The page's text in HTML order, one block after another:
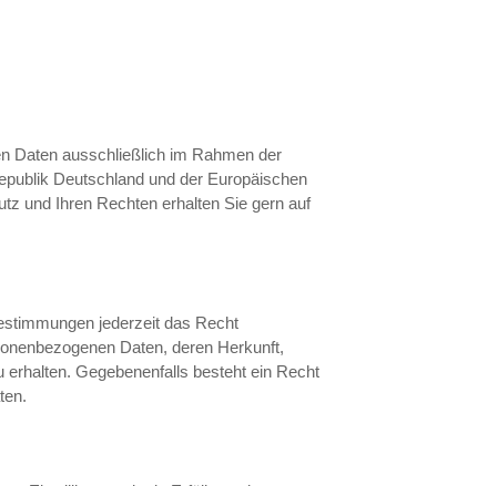
Daten ausschließlich im Rahmen der
Deutschland und der Europäischen
und Ihren Rechten erhalten Sie gern auf
jederzeit das Recht
Daten, deren Herkunft,
Gegebenenfalls besteht ein Recht